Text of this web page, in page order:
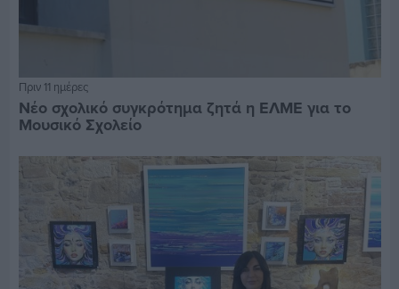
Πριν 11 ημέρες
Νέο σχολικό συγκρότημα ζητά η ΕΛΜΕ για το
Μουσικό Σχολείο